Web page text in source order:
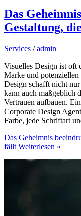
Das
Gestaltung,
Services /admin
Visuelles Design ist oft
Marke und
Design schafft nicht
kann auch maßgeblich
Vertrauen aufbauen.
Corporate Design
Farbe, jede Schriftart
Das Geheimnis
fällt Weiterlesen »